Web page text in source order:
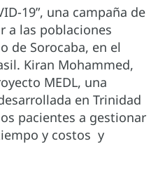
19”, una campaña de
a las poblaciones
de Sorocaba, en el
Kiran Mohammed,
MEDL, una
en Trinidad
pacientes a gestionar
y costos y